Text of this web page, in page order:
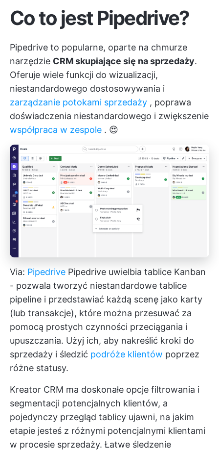
Co to jest Pipedrive?
Pipedrive to popularne, oparte na chmurze
narzędzie CRM skupiające się na sprzedaży.
Oferuje wiele funkcji do wizualizacji,
niestandardowego dostosowywania i
zarządzanie potokami sprzedaży , poprawa
doświadczenia niestandardowego i zwiększenie
współpraca w zespole . 😍
Via: Pipedrive Pipedrive uwielbia tablice Kanban
- pozwala tworzyć niestandardowe tablice
pipeline i przedstawiać każdą scenę jako karty
(lub transakcje), które można przesuwać za
pomocą prostych czynności przeciągania i
upuszczania. Użyj ich, aby nakreślić kroki do
sprzedaży i śledzić podróże klientów poprzez
różne statusy.
Kreator CRM ma doskonałe opcje filtrowania i
segmentacji potencjalnych klientów, a
pojedynczy przegląd tablicy ujawni, na jakim
etapie jesteś z różnymi potencjalnymi klientami
w procesie sprzedaży. Łatwe śledzenie